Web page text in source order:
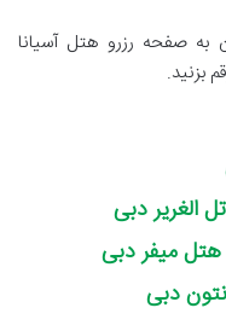
به صفحه رزرو هتل آسیانا
بزنید.
الغریر دبی
هتل میفر دبی
دبی